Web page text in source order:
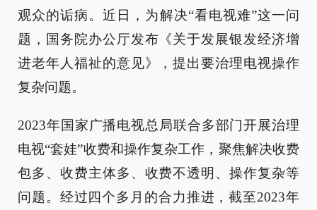
观众的诟病。近日，为解决“看电视难”这一问
题，国务院办公厅发布《关于发展银发经济增
进老年人福祉的意见》，提出要治理电视操作
复杂问题。
2023年国家广播电视总局联合多部门开展治理
电视“套娃”收费和操作复杂工作，聚焦解决收费
包多、收费主体多、收费不透明、操作复杂等
问题。经过四个多月的合力推进，截至2023年